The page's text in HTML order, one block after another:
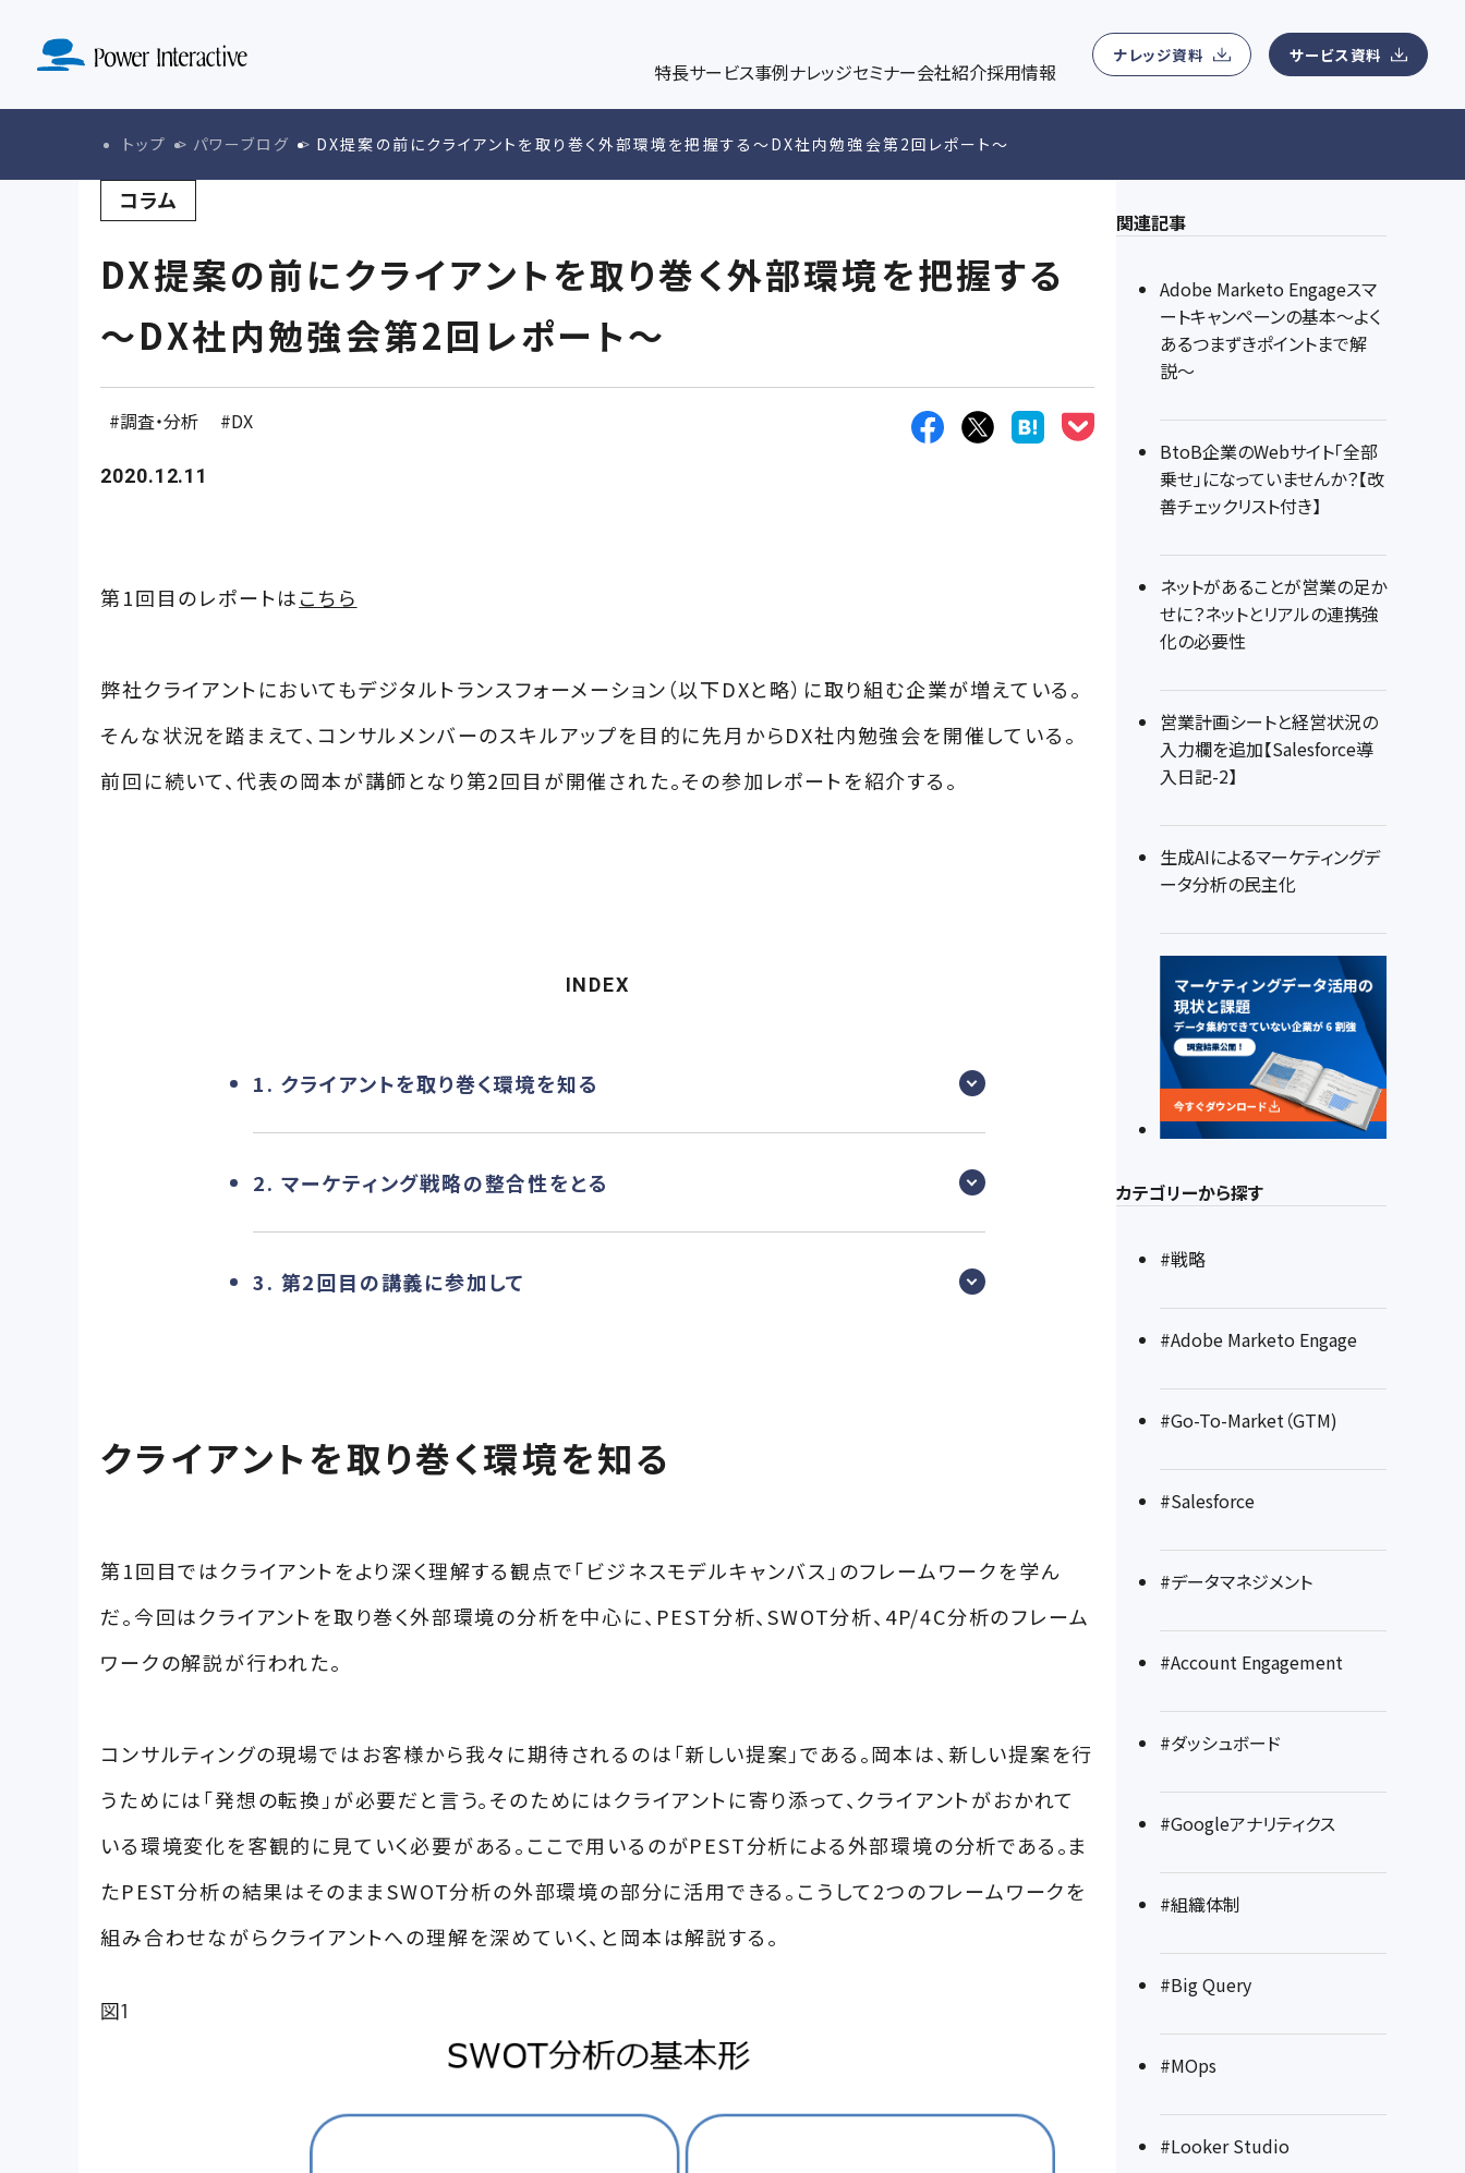
特長サービス
SERVICE
サービストップ
マーケティングコンサルティング
リサーチ
事例ナレッジ
ナレッジトップ
マーケティングに関わる無料eBookを提供
セミナー会社紹介
会社紹介トップ
所在地、事業領域、アクセスマップ、役員紹介などの基本情報
採用情報
ナレッジ資料 サービス資料
トップ パワーブログ DX提案の前にクライアントを取り巻く外部環境を把握する～DX社内勉強会第2回レポート～
コラム
DX提案の前にクライアントを取り巻く外部環境を把握する
～DX社内勉強会第2回レポート～
調査・分析 DX
2020.12.11
第1回目のレポートはこちら
弊社クライアントにおいてもデジタルトランスフォーメーション（以下DXと略）に取り組む企業が増えている。
そんな状況を踏まえて、コンサルメンバーのスキルアップを目的に先月からDX社内勉強会を開催している。
前回に続いて、代表の岡本が講師となり第2回目が開催された。その参加レポートを紹介する。
INDEX
1. クライアントを取り巻く環境を知る
2. マーケティング戦略の整合性をとる
3. 第2回目の講義に参加して
クライアントを取り巻く環境を知る
第1回目ではクライアントをより深く理解する観点で「ビジネスモデルキャンバス」のフレームワークを学ん
だ。今回はクライアントを取り巻く外部環境の分析を中心に、PEST分析、SWOT分析、4P/4C分析のフレーム
ワークの解説が行われた。
コンサルティングの現場ではお客様から我々に期待されるのは「新しい提案」である。岡本は、新しい提案を行
うためには「発想の転換」が必要だと言う。そのためにはクライアントに寄り添って、クライアントがおかれて
いる環境変化を客観的に見ていく必要がある。ここで用いるのがPEST分析による外部環境の分析である。ま
たPEST分析の結果はそのままSWOT分析の外部環境の部分に活用できる。こうして2つのフレームワークを
組み合わせながらクライアントへの理解を深めていく、と岡本は解説する。
関連記事
Adobe Marketo Engageスマ
ートキャンペーンの基本〜よく
あるつまずきポイントまで解
説〜
BtoB企業のWebサイト「全部
乗せ」になっていませんか？【改
善チェックリスト付き】
ネットがあることが営業の足か
せに？ネットとリアルの連携強
化の必要性
営業計画シートと経営状況の
入力欄を追加【Salesforce導
入日記-2】
生成AIによるマーケティングデ
ータ分析の民主化
カテゴリーから探す
#戦略
#Adobe Marketo Engage
#Go-To-Market（GTM)
#Salesforce
#データマネジメント
#Account Engagement
#ダッシュボード
#Googleアナリティクス
#組織体制
#Big Query
#MOps
#Looker Studio